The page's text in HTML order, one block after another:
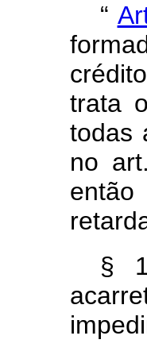
“
trata
todas
no
§